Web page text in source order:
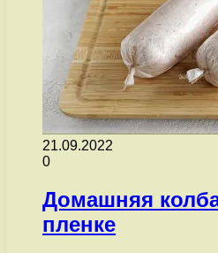
21.09.2022
0
Домашняя
пленке